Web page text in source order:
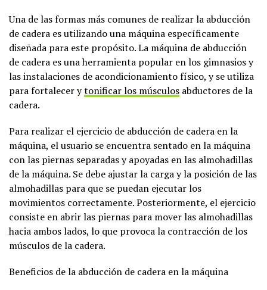
Una de las formas más comunes de realizar la abducción
de cadera es utilizando una máquina específicamente
diseñada para este propósito. La máquina de abducción
de cadera es una herramienta popular en los gimnasios y
las instalaciones de acondicionamiento físico, y se utiliza
para fortalecer ytonificar los músculos abductores de la
cadera.
Para realizar el ejercicio de abducción de cadera en la
máquina, el usuario se encuentra sentado en la máquina
con las piernas separadas y apoyadas en las almohadillas
de la máquina. Se debe ajustar la carga y la posición de las
almohadillas para que se puedan ejecutar los
movimientos correctamente. Posteriormente, el ejercicio
consiste en abrir las piernas para mover las almohadillas
hacia ambos lados, lo que provoca la contracción de los
músculos de la cadera.
Beneficios de la abducción de cadera en la máquina